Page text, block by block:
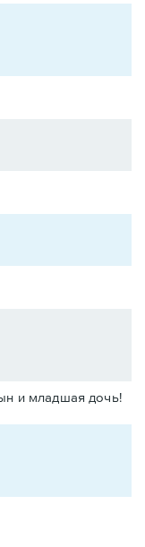
и младшая дочь!